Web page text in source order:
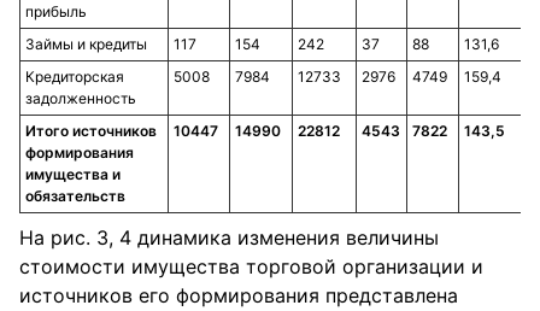
прибыль
Займы и кредиты 117 154 242 37 88
131,6
Кредиторская
задолженность
5008 7984 12733 2976 4749 159,4
Итого источников
формирования
имущества и
обязательств
10447 14990 22812 4543 7822 143,5
На рис. 3, 4 динамика изменения величины
стоимости имущества торговой организации и
источников его формирования представлена